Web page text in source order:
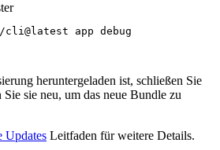
cli@latest app debug
heruntergeladen ist, schließen Sie
sie neu, um das neue Bundle zu
Updates Leitfaden für weitere Details.